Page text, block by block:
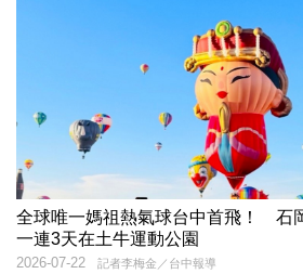
全球唯一媽祖熱氣球台中首飛！ 石
一連3天在土牛運動公園
記者李梅金／台中報導
2026-07-22